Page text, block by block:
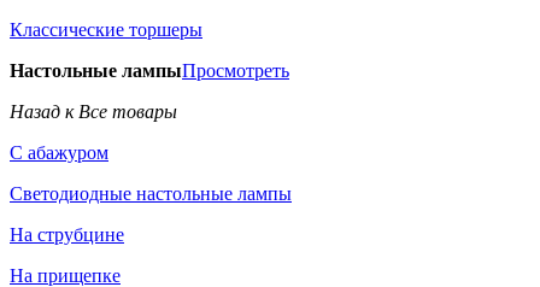
Классические торшеры
Настольные лампыПросмотреть
Назад к Все товары
С абажуром
Светодиодные настольные лампы
На струбцине
На прищепке